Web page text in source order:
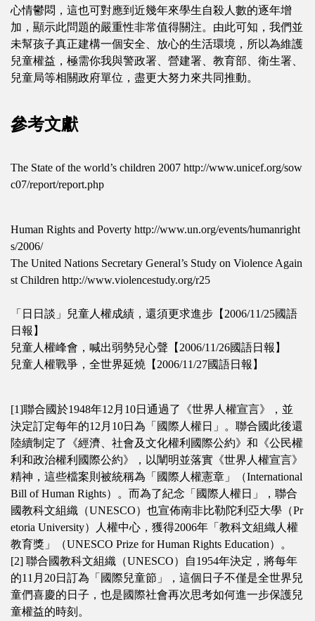
心情鬱悶，這也可對應到近幾年來學生自殺人數的逐年增
加，顯示此問題的嚴重性非常值得關注。由此可知，我們並
未幫孩子真正建構一個安全、放心的生活環境，所以為維護
兒童權益，極需你我與警政署、營建署、教育部、衛生署、
兒童局等相關政府單位，盡更大努力來共同推動。
參考文獻
The State of the world’s children 2007 http://www.unicef.org/sow
c07/report/report.php
Human Rights and Poverty http://www.un.org/events/humanright
s/2006/
The United Nations Secretary General’s Study on Violence Again
st Children http://www.violencestudy.org/r25
「日日談」兒童人權成績，還須更求進步【2006/11/25國語
日報】
兒童人權峰會，喊出弱勢兒心聲【2006/11/26國語日報】
兒童人權戰爭，全世界延燒【2006/11/27國語日報】
[1]聯合國於1948年12月10日通過了《世界人權宣言》，並
決定訂定每年的12月10日為「國際人權日」。聯合國此後還
陸續制定了《經濟、社會及文化權利國際公約》和《公民權
利和政治權利國際公約》，以闡明並落實《世界人權宣言》
精神，這些檔案則被統稱為「國際人權憲章」（International
Bill of Human Rights）。而為了紀念「國際人權日」，聯合
國教科文組織（UNESCO）也宣佈南非比勒陀利亞大學（Pr
etoria University）人權中心，獲得2006年「教科文組織人權
教育獎」（UNESCO Prize for Human Rights Education）。
[2] 聯合國教科文組織（UNESCO）自1954年決定，將每年
的11月20日訂為「國際兒童節」，這個日子不僅是全世界兒
童們喜慶的日子，也是國際社會再次思考如何進一步保護兒
童權益的時刻。